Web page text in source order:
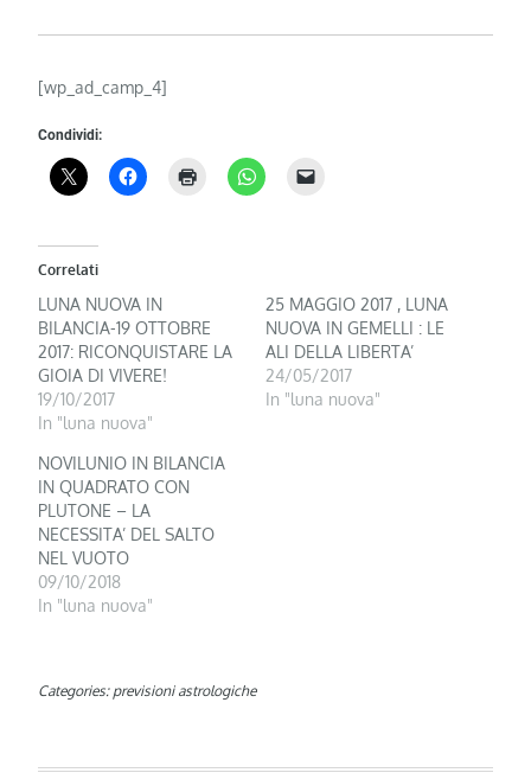
[wp_ad_camp_4]
Condividi:
Correlati
LUNA NUOVA IN
BILANCIA-19 OTTOBRE
2017: RICONQUISTARE LA
GIOIA DI VIVERE!
19/10/2017
In "luna nuova"
25 MAGGIO 2017 , LUNA
NUOVA IN GEMELLI : LE
ALI DELLA LIBERTA’
24/05/2017
In "luna nuova"
NOVILUNIO IN BILANCIA
IN QUADRATO CON
PLUTONE – LA
NECESSITA’ DEL SALTO
NEL VUOTO
09/10/2018
In "luna nuova"
Categories: previsioni astrologiche